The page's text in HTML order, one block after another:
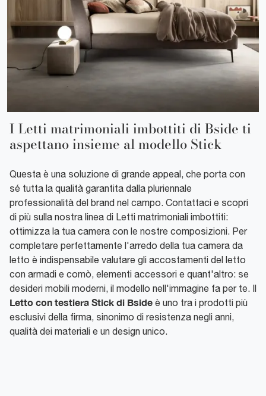
I Letti matrimoniali imbottiti di Bside ti
aspettano insieme al modello Stick
Questa è una soluzione di grande appeal, che porta con
sé tutta la qualità garantita dalla pluriennale
professionalità del brand nel campo. Contattaci e scopri
di più sulla nostra linea di Letti matrimoniali imbottiti:
ottimizza la tua camera con le nostre composizioni. Per
completare perfettamente l'arredo della tua camera da
letto è indispensabile valutare gli accostamenti del letto
con armadi e comò, elementi accessori e quant'altro: se
desideri mobili moderni, il modello nell'immagine fa per te. Il
Letto con testiera Stick di Bside è uno tra i prodotti più
esclusivi della firma, sinonimo di resistenza negli anni,
qualità dei materiali e un design unico.